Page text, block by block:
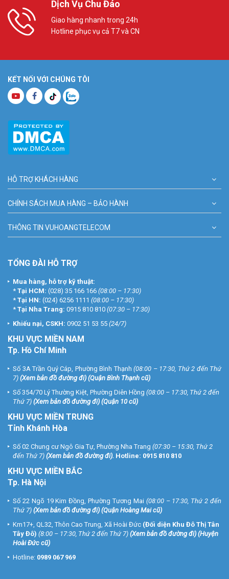
Dịch Vụ Chu Đáo
Giao hàng nhanh trong 24h
Hotline phục vụ cả T7 và CN
KẾT NỐI VỚI CHÚNG TÔI
HỖ TRỢ KHÁCH HÀNG
CHÍNH SÁCH MUA HÀNG – BẢO HÀNH
THÔNG TIN VUHOANGTELECOM
TỔNG ĐÀI HỖ TRỢ
Mua hàng, hỗ trợ kỹ thuật:
* Tại HCM: (028) 35 166 166 (08:00 – 17:30)
* Tại HN: (024) 6256 1111 (08:00 – 17:30)
* Tại Nha Trang: 0915 810 810 (07:30 – 17:30)
Khiếu nại, CSKH: 0902 51 53 55 (24/7)
KHU VỰC MIỀN NAM
Tp. Hồ Chí Minh
Số 3A Trần Quý Cáp, Phường Bình Thạnh (08:00 – 17:30, Thứ 2 đến Thứ
7) (Xem bản đồ đường đi) (Quận Bình Thạnh cũ)
Số 354/70 Lý Thường Kiệt, Phường Diên Hồng (08:00 – 17:30, Thứ 2 đến
Thứ 7) (Xem bản đồ đường đi) (Quận 10 cũ)
KHU VỰC MIỀN TRUNG
Tỉnh Khánh Hòa
Số 02 Chung cư Ngô Gia Tự, Phường Nha Trang (07:30 – 15:30, Thứ 2
đến Thứ 7) (Xem bản đồ đường đi). Hotline: 0915 810 810
KHU VỰC MIỀN BẮC
Tp. Hà Nội
Số 22 Ngõ 19 Kim Đồng, Phường Tương Mai (08:00 – 17:30, Thứ 2 đến
Thứ 7) (Xem bản đồ đường đi) (Quận Hoàng Mai cũ)
Km17+, QL32, Thôn Cao Trung, Xã Hoài Đức (Đối diện Khu Đô Thị Tân
Tây Đô) (8:00 – 17:30, Thứ 2 đến Thứ 7) (Xem bản đồ đường đi) (Huyện
Hoài Đức cũ)
Hotline: 0989 067 969